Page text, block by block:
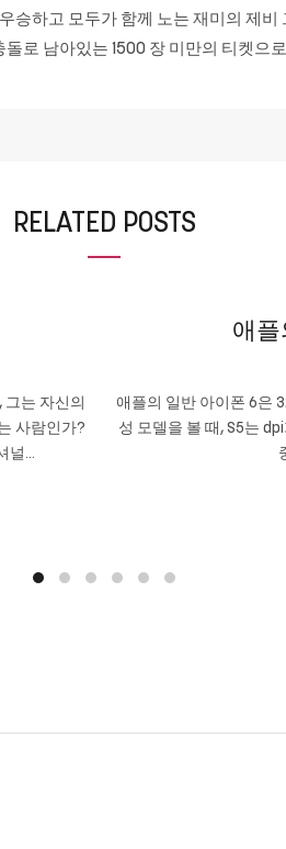
승하고 모두가 함께 노는 재미의 제
로 남아있는 1500 장 미만의 티켓으
RELATED POSTS
는 자신의
사람인가?
널...
애플
애플의 일반 아이폰 6은
성 모델을 볼 때, S5는